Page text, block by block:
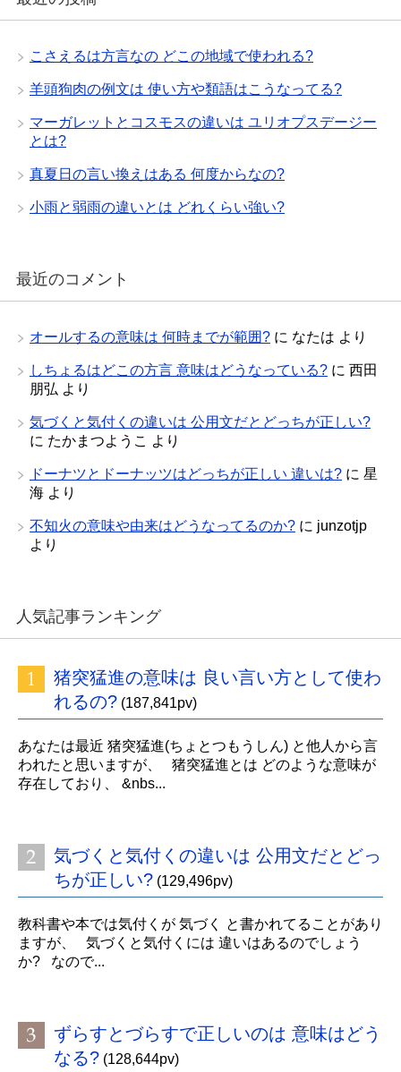
こさえるは方言なの どこの地域で使われる?
羊頭狗肉の例文は 使い方や類語はこうなってる?
マーガレットとコスモスの違いは ユリオプスデージー
とは?
真夏日の言い換えはある 何度からなの?
小雨と弱雨の違いとは どれくらい強い?
最近のコメント
オールするの意味は 何時までが範囲? に なたは より
しちょるはどこの方言 意味はどうなっている? に 西田
朋弘 より
気づくと気付くの違いは 公用文だとどっちが正しい?
に たかまつようこ より
ドーナツとドーナッツはどっちが正しい 違いは? に 星
海 より
不知火の意味や由来はどうなってるのか? に junzotjp
より
人気記事ランキング
猪突猛進の意味は 良い言い方として使わ
れるの? (187,841pv)
あなたは最近 猪突猛進(ちょとつもうしん) と他人から言
われたと思いますが、 猪突猛進とは どのような意味が
存在しており、 &nbs...
気づくと気付くの違いは 公用文だとどっ
ちが正しい? (129,496pv)
教科書や本では気付くが 気づく と書かれてることがあり
ますが、 気づくと気付くには 違いはあるのでしょう
か? なので...
ずらすとづらすで正しいのは 意味はどう
なる? (128,644pv)